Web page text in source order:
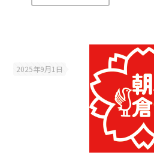
2025年9月1日